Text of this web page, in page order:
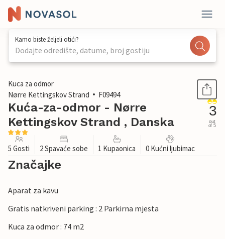
Kamo biste željeli otići?
Dodajte odredište, datume, broj gostiju
1 / 18
Kuca za odmor
Nørre Kettingskov Strand
F09494
Kuća-za-odmor - Nørre
Kettingskov Strand , Danska
3
out
of 5
5 Gosti 2 Spavaće sobe 1 Kupaonica 0 Kućni ljubimac
Značajke
Aparat za kavu
Gratis natkriveni parking : 2 Parkirna mjesta
Kuca za odmor : 74 m2